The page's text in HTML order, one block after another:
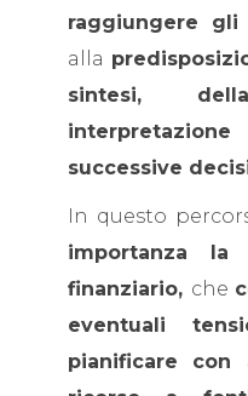
raggiungere
alla
sintesi,
interpretazione
successive
In questo
importanza
finanziario, che
eventuali
pianificare con